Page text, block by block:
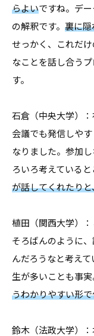
らよいですね。デ
の解釈です。 裏に隠
せっかく、これだ
なことを話し合う
す。
石倉（中央大学）
会議でも発信しや
なりました。参加
ろいろ考えていると
が話してくれたり
植田（関西大学）
そろばんのように
んだろうなと考え
生が多いことも事実
うわかりやすい形
鈴木（法政大学）：